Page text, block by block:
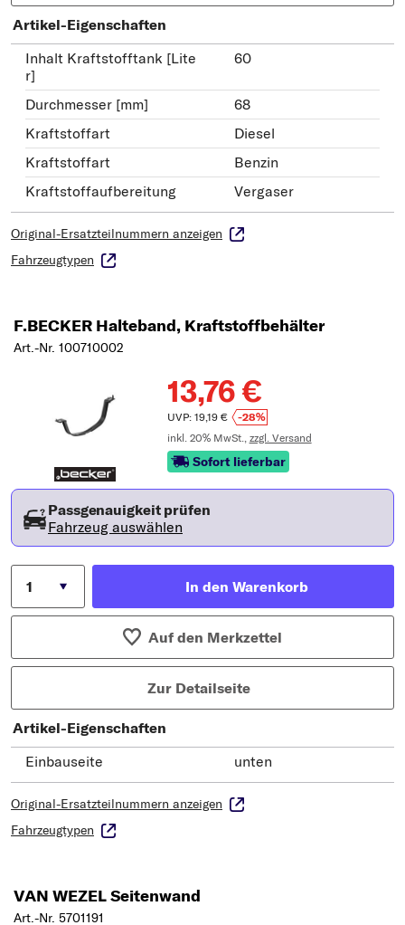
Artikel-Eigenschaften
Inhalt Kraftstofftank [Lite
r]
60
Durchmesser [mm]
68
Kraftstoffart
Diesel
Kraftstoffart
Benzin
Kraftstoffaufbereitung
Vergaser
Original-Ersatzteilnummern anzeigen
Fahrzeugtypen
F.BECKER Halteband, Kraftstoffbehälter
Art.-Nr. 100710002
13,76 €
UVP: 19,19 €
-28%
inkl. 20% MwSt., zzgl. Versand
Sofort lieferbar
Passgenauigkeit prüfen
Fahrzeug auswählen
In den Warenkorb
Auf den Merkzettel
Zur Detailseite
Artikel-Eigenschaften
Einbauseite
unten
Original-Ersatzteilnummern anzeigen
Fahrzeugtypen
VAN WEZEL Seitenwand
Art.-Nr. 5701191